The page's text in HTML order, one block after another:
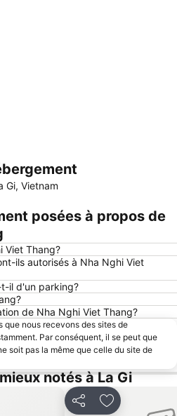
Gi, Vietnam
posées à propos de
Viet Thang?
ils autorisés à Nha Nghi Viet
il d'un parking?
de Nha Nghi Viet Thang?
que nous recevons des sites de
Par conséquent, il se peut que
soit pas la même que celle du site de
notés à La Gi
PartagerAjouter à